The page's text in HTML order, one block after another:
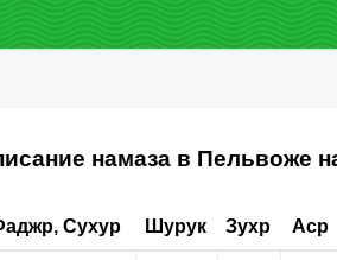
намаза в Пельвоже
Сухур Шурук Зухр Аср